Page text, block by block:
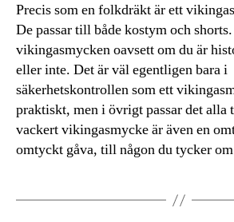
Precis som en folkdräkt är ett
De passar till både kostym och
vikingasmycken oavsett om du är
eller inte. Det är väl egentligen bara i
säkerhetskontrollen som ett
praktiskt, men i övrigt passar det
vackert vikingasmycke är även en
omtyckt gåva, till någon du tycker